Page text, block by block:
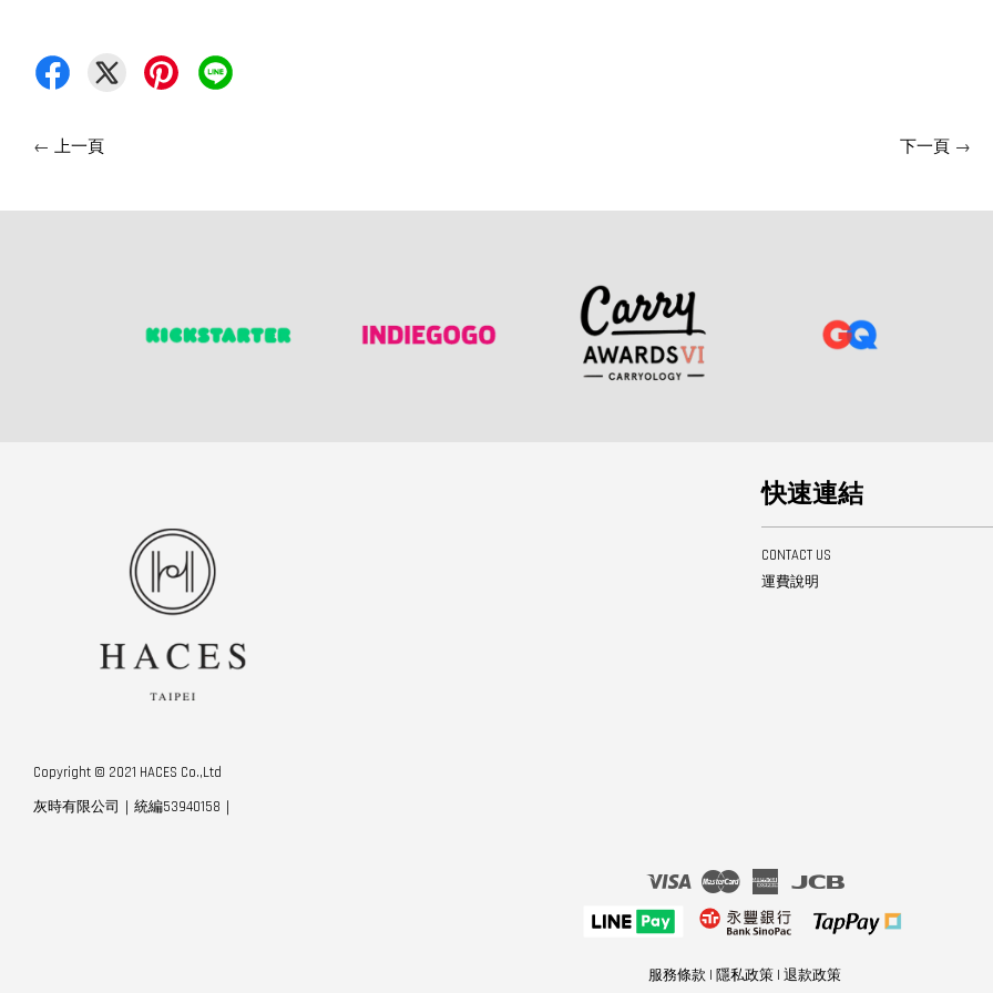
← 上一頁 下一頁→
Copyright © 2021 HACES Co.,Ltd
灰時有限公司｜統編53940158｜
快速連結
CONTACT US
運費說明
Visa Master
American
服務條款 | 隱私政策 | 退款政策